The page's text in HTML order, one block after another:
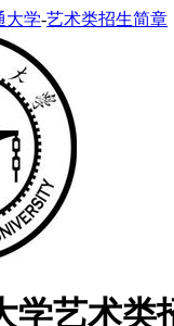
大学-艺术类招生简章
学艺术类